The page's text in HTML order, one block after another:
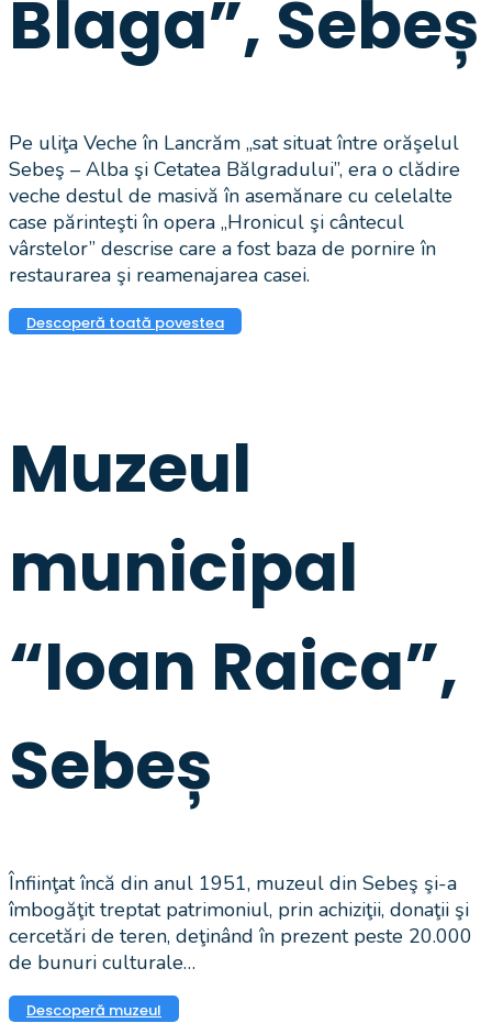
Blaga”, Sebeș
Pe uliţa Veche în Lancrăm „sat situat între orăşelul
Sebeş – Alba şi Cetatea Bălgradului”, era o clădire
veche destul de masivă în asemănare cu celelalte
case părinteşti în opera „Hronicul şi cântecul
vârstelor” descrise care a fost baza de pornire în
restaurarea şi reamenajarea casei.
Descoperă toată povestea
Muzeul
municipal
“Ioan Raica”,
Sebeș
Înfiinţat încă din anul 1951, muzeul din Sebeş şi-a
îmbogăţit treptat patrimoniul, prin achiziţii, donaţii şi
cercetări de teren, deţinând în prezent peste 20.000
de bunuri culturale…
Descoperă muzeul